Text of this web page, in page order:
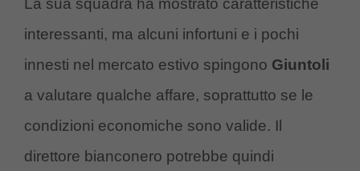
La sua squadra ha mostrato caratteristiche
interessanti, ma alcuni infortuni e i pochi
innesti nel mercato estivo spingono Giuntoli
a valutare qualche affare, soprattutto se le
condizioni economiche sono valide. Il
direttore bianconero potrebbe quindi